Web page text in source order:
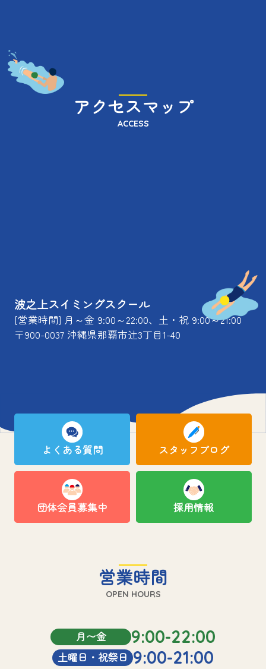
アクセスマップ
ACCESS
波之上スイミングスクール
[営業時間] 月～金 9:00～22:00、土・祝 9:00～21:00
〒900-0037 沖縄県那覇市辻3丁目1-40
よくある質問 スタッフブログ
団体会員募集中 採用情報
営業時間
OPEN HOURS
月〜金 9:00-22:00
土曜日・祝祭日 9:00-21:00